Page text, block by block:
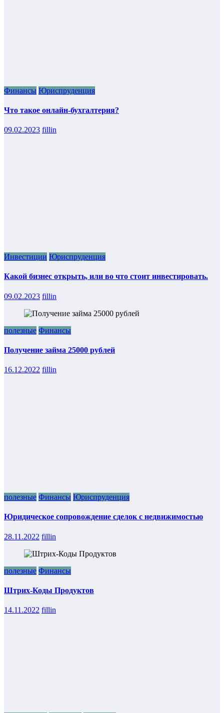
Финансы Юриспруденция
Что такое онлайн-бухгалтерия?
09.02.2023 fillin
Инвестиции Юриспруденция
Какой бизнес открыть, или во что стоит инвестировать.
09.02.2023 fillin
полезные Финансы
Получение займа 25000 рублей
16.12.2022 fillin
полезные Финансы Юриспруденция
Юридическое сопровождение сделок с недвижимостью
28.11.2022 fillin
полезные Финансы
Штрих-Коды Продуктов
14.11.2022 fillin